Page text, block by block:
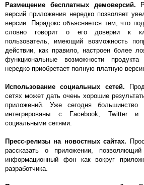
Размещение бесплатных демоверсий.
версий приложения нередко позволяет
версии. Парадокс объясняется тем, что
словно говорит о его доверии к
пользователь, имеющий возможность
действии, как правило, настроен более
функциональные возможности
нередко приобретает полную платную
Использование социальных сетей.
сетях может дать очень хорошие
приложений. Уже сегодня большинство
интегрированы с Facebook, Twitter и
социальными сетями.
Пресс-релизы на новостных сайтах.
рассказать о приложении,
информационный фон как вокруг
разработчика.